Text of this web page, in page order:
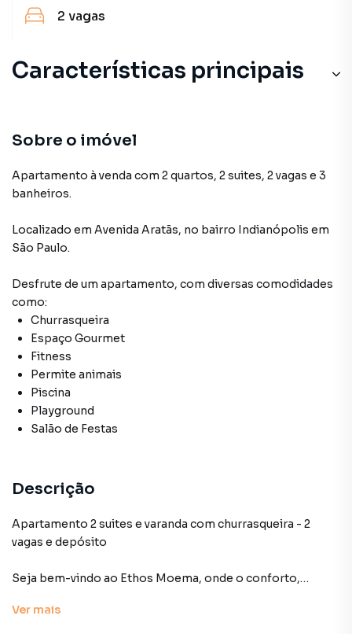
2 vagas
Características principais
Sobre o imóvel
Apartamento à venda com 2 quartos, 2 suites, 2 vagas e 3
banheiros.
Localizado em Avenida Aratãs, no bairro Indianópolis em
São Paulo.
Desfrute de um apartamento, com diversas comodidades
como:
Churrasqueira
Espaço Gourmet
Fitness
Permite animais
Piscina
Playground
Salão de Festas
Descrição
Apartamento 2 suites e varanda com churrasqueira - 2
vagas e depósito
Seja bem-vindo ao Ethos Moema, onde o conforto,
metro quadrado deste incrível apartamento.
Ver mais